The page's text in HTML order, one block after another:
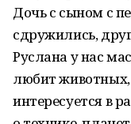
Дочь с сыном с
сдружились,
Руслана у нас
любит животных,
интересуется в